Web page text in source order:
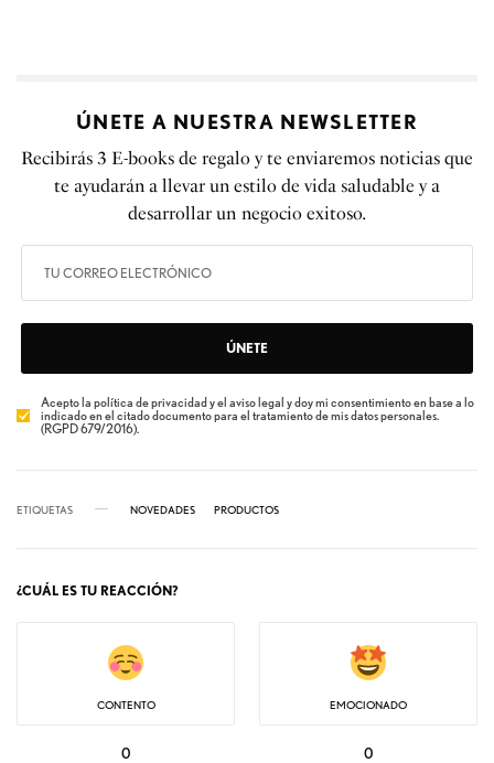
ÚNETE A NUESTRA NEWSLETTER
Recibirás 3 E-books de regalo y te enviaremos noticias que
te ayudarán a llevar un estilo de vida saludable y a
desarrollar un negocio exitoso.
ÚNETE
Acepto la política de privacidad y el aviso legal y doy mi consentimiento en base a lo
indicado en el citado documento para el tratamiento de mis datos personales.
(RGPD 679/2016).
ETIQUETAS NOVEDADES PRODUCTOS
¿CUÁL ES TU REACCIÓN?
CONTENTO
0
EMOCIONADO
0